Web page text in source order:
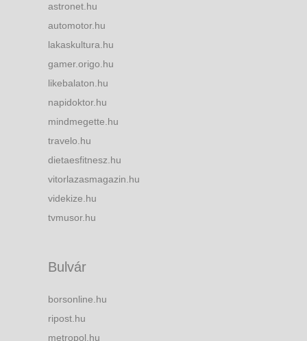
astronet.hu
automotor.hu
lakaskultura.hu
gamer.origo.hu
likebalaton.hu
napidoktor.hu
mindmegette.hu
travelo.hu
dietaesfitnesz.hu
vitorlazasmagazin.hu
videkize.hu
tvmusor.hu
Bulvár
borsonline.hu
ripost.hu
metropol.hu